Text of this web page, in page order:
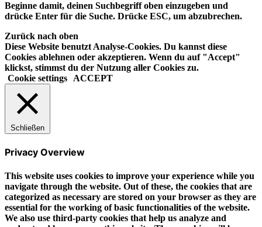
Beginne damit, deinen Suchbegriff oben einzugeben und
drücke Enter für die Suche. Drücke ESC, um abzubrechen.
Zurück nach oben
Diese Website benutzt Analyse-Cookies. Du kannst diese
Cookies ablehnen oder akzeptieren. Wenn du auf "Accept"
klickst, stimmst du der Nutzung aller Cookies zu.
Cookie settings
ACCEPT
Schließen
Privacy Overview
This website uses cookies to improve your experience while you
navigate through the website. Out of these, the cookies that are
categorized as necessary are stored on your browser as they are
essential for the working of basic functionalities of the website.
We also use third-party cookies that help us analyze and